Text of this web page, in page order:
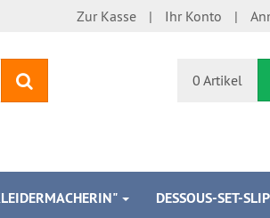
Zur Kasse Ihr Konto
0 Artikel
DESSOUS-SET-